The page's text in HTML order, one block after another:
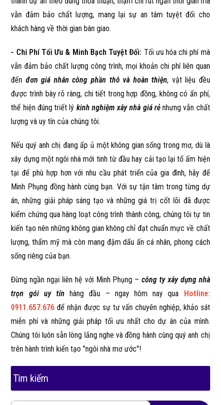
vẫn đảm bảo chất lượng, mang lại sự an tâm tuyệt đối cho
khách hàng về thời gian bàn giao.
- Chi Phí Tối Ưu & Minh Bạch Tuyệt Đối: Tối ưu hóa chi phí mà
vẫn đảm bảo chất lượng công trình, mọi khoản chi phí liên quan
đến đơn giá nhân công phần thô và hoàn thiện, vật liệu đều
được trình bày rõ ràng, chi tiết trong hợp đồng, không có ẩn phí,
thể hiện đúng triết lý kinh nghiệm xây nhà giá rẻ nhưng vẫn chất
lượng và uy tín của chúng tôi.
Nếu quý anh chị đang ấp ủ một không gian sống trong mơ, dù là
xây dựng một ngôi nhà mới tinh từ đầu hay cải tạo lại tổ ấm hiện
tại để phù hợp hơn với nhu cầu phát triển của gia đình, hãy để
Minh Phụng đồng hành cùng bạn. Với sự tận tâm trong từng dự
án, những giải pháp sáng tạo và những giá trị cốt lõi đã được
kiểm chứng qua hàng loạt công trình thành công, chúng tôi tự tin
kiến tạo nên những không gian không chỉ đạt chuẩn mực về chất
lượng, thẩm mỹ mà còn mang đậm dấu ấn cá nhân, phong cách
sống riêng của bạn.
Đừng ngần ngại liên hệ với Minh Phụng –công ty xây dựng nhà
trọn gói uy tín hàng đầu – ngay hôm nay qua
Hotline:
0911.657.676 để nhận được sự tư vấn chuyên nghiệp, khảo sát
miễn phí và những giải pháp tối ưu nhất cho dự án của mình.
Chúng tôi luôn sẵn lòng lắng nghe và đồng hành cùng quý anh chị
trên hành trình kiến tạo "ngôi nhà mơ ước"!
Tìm kiếm